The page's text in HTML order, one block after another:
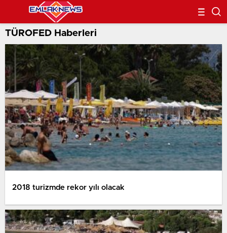
TÜROFED Haberleri
2018 turizmde rekor yılı olacak